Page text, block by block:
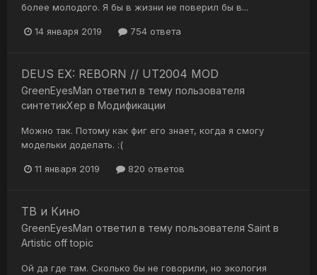
более молодого. Я бы в жизни не поверил бы в...
14 января 2019 754 ответа
DEUS EX: REBORN // UT2004 MOD
GreenEyesMan ответил в тему пользователя
синтетикХер в Модификации
Можно так. Потому как фиг его знает, когда я смогу
модельки доделать. :(
11 января 2019 820 ответов
ТВ и Кино
GreenEyesMan ответил в тему пользователя Saint в
Artistic off topic
Ой да где там. Сколько бы не говорили, но экология